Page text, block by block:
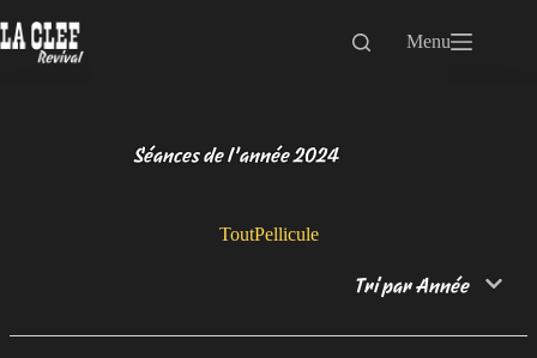
au
contenu
Menu
Séances de l’année 2024
ToutPellicule
Tri par Année